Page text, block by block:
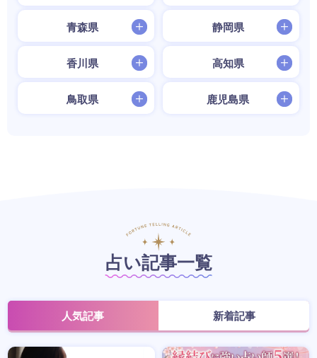
青森県 静岡県
香川県 高知県
鳥取県 鹿児島県
占い記事一覧
人気記事 新着記事